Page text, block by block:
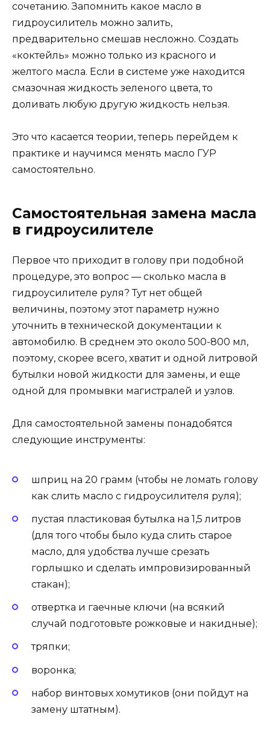
сочетанию. Запомнить какое масло в
гидроусилитель можно залить,
предварительно смешав несложно. Создать
«коктейль» можно только из красного и
желтого масла. Если в системе уже находится
смазочная жидкость зеленого цвета, то
доливать любую другую жидкость нельзя.
Это что касается теории, теперь перейдем к
практике и научимся менять масло ГУР
самостоятельно.
Самостоятельная замена масла
в гидроусилителе
Первое что приходит в голову при подобной
процедуре, это вопрос — сколько масла в
гидроусилителе руля? Тут нет общей
величины, поэтому этот параметр нужно
уточнить в технической документации к
автомобилю. В среднем это около 500-800 мл,
поэтому, скорее всего, хватит и одной литровой
бутылки новой жидкости для замены, и еще
одной для промывки магистралей и узлов.
Для самостоятельной замены понадобятся
следующие инструменты:
шприц на 20 грамм (чтобы не ломать голову
как слить масло с гидроусилителя руля);
пустая пластиковая бутылка на 1,5 литров
(для того чтобы было куда слить старое
масло, для удобства лучше срезать
горлышко и сделать импровизированный
стакан);
отвертка и гаечные ключи (на всякий
случай подготовьте рожковые и накидные);
тряпки;
воронка;
набор винтовых хомутиков (они пойдут на
замену штатным).